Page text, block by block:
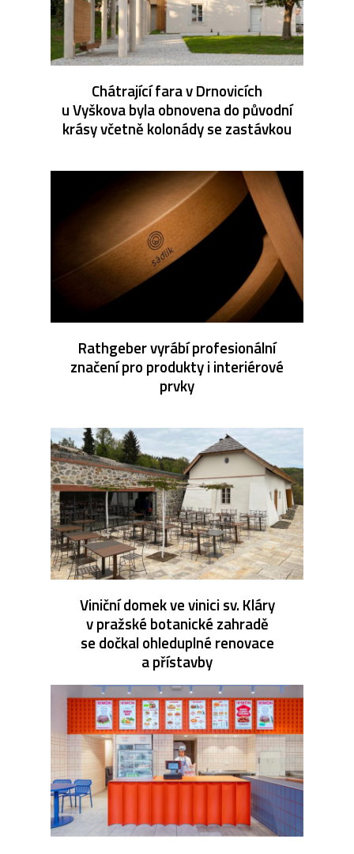
Chátrající fara v Drnovicích
u Vyškova byla obnovena do původní
krásy včetně kolonády se zastávkou
Rathgeber vyrábí profesionální
značení pro produkty i interiérové
prvky
Viniční domek ve vinici sv. Kláry
v pražské botanické zahradě
se dočkal ohleduplné renovace
a přístavby